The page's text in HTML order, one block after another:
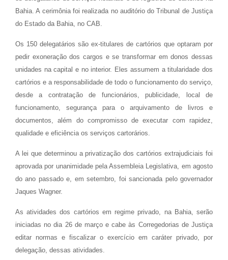
Bahia. A cerimônia foi realizada no auditório do Tribunal de Justiça
do Estado da Bahia, no CAB.
Os 150 delegatários são ex-titulares de cartórios que optaram por
pedir exoneração dos cargos e se transformar em donos dessas
unidades na capital e no interior. Eles assumem a titularidade dos
cartórios e a responsabilidade de todo o funcionamento do serviço,
desde a contratação de funcionários, publicidade, local de
funcionamento, segurança para o arquivamento de livros e
documentos, além do compromisso de executar com rapidez,
qualidade e eficiência os serviços cartorários.
A lei que determinou a privatização dos cartórios extrajudiciais foi
aprovada por unanimidade pela Assembleia Legislativa, em agosto
do ano passado e, em setembro, foi sancionada pelo governador
Jaques Wagner.
As atividades dos cartórios em regime privado, na Bahia, serão
iniciadas no dia 26 de março e cabe às Corregedorias de Justiça
editar normas e fiscalizar o exercício em caráter privado, por
delegação, dessas atividades.